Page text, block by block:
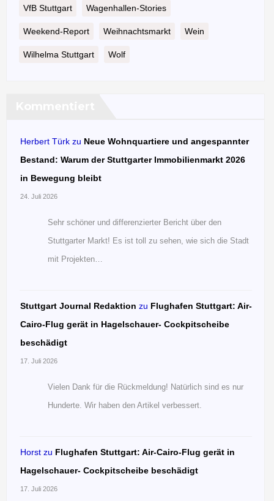
VfB Stuttgart Wagenhallen-Stories
Weekend-Report Weihnachtsmarkt Wein
Wilhelma Stuttgart Wolf
Herbert Türk zu Neue Wohnquartiere und angespannter
Bestand: Warum der Stuttgarter Immobilienmarkt 2026
in Bewegung bleibt
24. Juli 2026
Sehr schöner und differenzierter Bericht über den
Stuttgarter Markt! Es ist toll zu sehen, wie sich die Stadt
mit Projekten…
Stuttgart Journal Redaktion zu Flughafen Stuttgart: Air-
Cairo-Flug gerät in Hagelschauer- Cockpitscheibe
beschädigt
17. Juli 2026
Vielen Dank für die Rückmeldung! Natürlich sind es nur
Hunderte. Wir haben den Artikel verbessert.
Horst zu Flughafen Stuttgart: Air-Cairo-Flug gerät in
Hagelschauer- Cockpitscheibe beschädigt
17. Juli 2026